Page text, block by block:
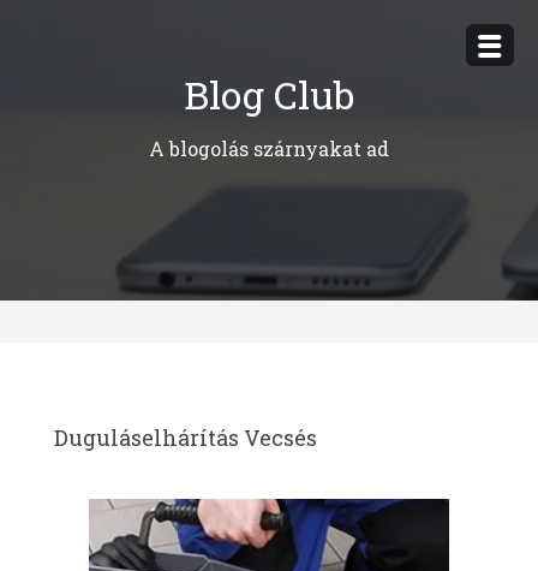
Blog Club
A blogolás szárnyakat ad
Duguláselhárítás Vecsés